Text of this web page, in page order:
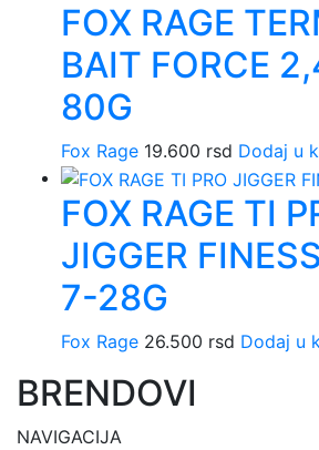
FOX RAGE
BAIT FORCE
80G
Fox Rage 19.600 rsd Dodaj u
FOX RAGE TI
JIGGER
7-28G
Fox Rage 26.500 rsd Dodaj u
BRENDOVI
NAVIGACIJA